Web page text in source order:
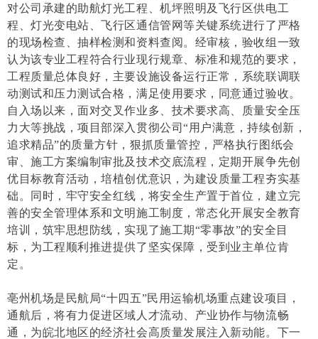
对公司承建的助航灯光工程、机坪照明及飞行区供电工
程、灯光变电站、飞行区通信管网等关键系统进行了严格
的现场检查、抽样检测和资料查阅。经审核，验收组一致
认为该专业工程符合行业现行规章、标准和规范的要求，
工程质量总体良好，主要设施设备运行正常，系统联调联
动测试和压力测试合格，满足使用要求，同意通过验收。
自入场以来，面对交叉作业多、技术要求高、质量安全压
力大等挑战，项目部深入贯彻公司“用户满意，持续创新，
追求精品”的质量方针，狠抓质量管控，严格执行图纸会
审、施工方案编制审批及技术交底流程，定期开展争先创
优目标教育活动，培植创优意识，为建设质量工程夯实基
础。同时，牢守安全红线，将安全生产置于首位，建立完
善的安全管理体系和文明施工制度，常态化开展安全教育
培训，筑牢思想防线，实现了施工期“零事故”的安全目
标，为工程顺利推进提供了坚实保障，受到业主单位肯
定。
亳州机场是民航局“十四五”民用运输机场重点建设项目，
通航后，将有力促进区域人才流动、产业协作与物流畅
通，为皖北地区的经济社会高质量发展注入新动能。下一